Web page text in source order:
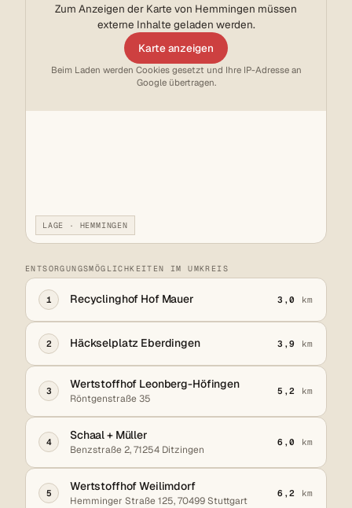
Zum Anzeigen der Karte von Hemmingen müssen
externe Inhalte geladen werden.
Karte anzeigen
Beim Laden werden Cookies gesetzt und Ihre IP-Adresse an
Google übertragen.
LAGE · HEMMINGEN
ENTSORGUNGSMÖGLICHKEITEN IM UMKREIS
1 Recyclinghof Hof Mauer 3,0 km
2 Häckselplatz Eberdingen 3,9 km
3
Wertstoffhof Leonberg-Höfingen
Röntgenstraße 35
5,2 km
4
Schaal + Müller
Benzstraße 2, 71254 Ditzingen
6,0 km
5
Wertstoffhof Weilimdorf
Hemminger Straße 125, 70499 Stuttgart
6,2 km